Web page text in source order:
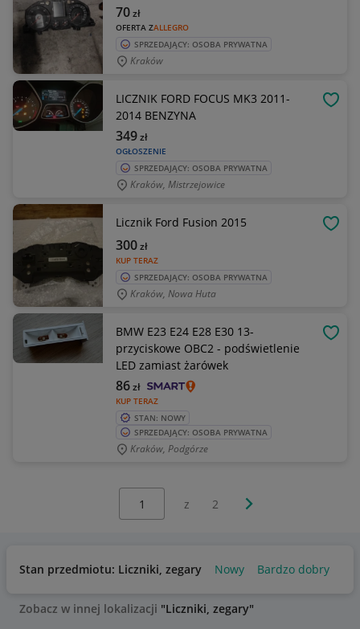
OFERTA ZALLEGRO
70zł
SPRZEDAJĄCY: OSOBA PRYWATNA
Kraków
LICZNIK FORD FOCUS MK3 2011-
2014 BENZYNA
OGŁOSZENIE
349zł
SPRZEDAJĄCY: OSOBA PRYWATNA
Kraków, Mistrzejowice
Licznik Ford Fusion 2015
KUP TERAZ
300zł
SPRZEDAJĄCY: OSOBA PRYWATNA
Kraków, Nowa Huta
BMW E23 E24 E28 E30 13-
przyciskowe OBC2 - podświetlenie
LED zamiast żarówek
KUP TERAZ
86zł
STAN: NOWY
SPRZEDAJĄCY: OSOBA PRYWATNA
Kraków, Podgórze
z 2 Następna strona
Stan przedmiotu: Liczniki, zegary Nowy Bardzo dobry
Zobacz w innej lokalizacji "Liczniki, zegary"